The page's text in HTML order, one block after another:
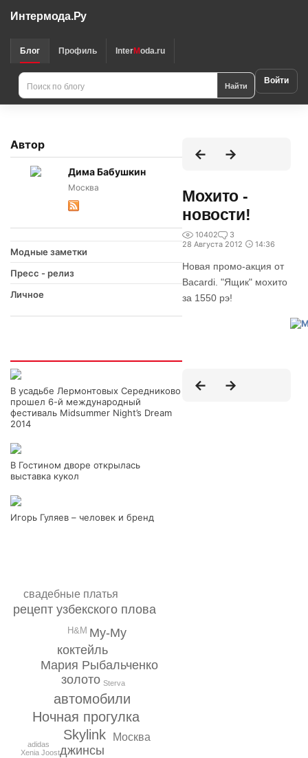
Интермода.Ру
Блог Профиль InterModa.ru
Найти Войти
Автор
Дима Бабушкин
Москва
Модные заметки
Пресс - релиз
Личное
В усадьбе Лермонтовых Середниково
прошел 6-й международный
фестиваль Midsummer Night’s Dream
2014
В Гостином дворе открылась
выставка кукол
Игорь Гуляев – человек и бренд
Ночная прогулка
Skylink
автомобили
золото
джинсы
Мария Рыбальченко
коктейль
Му-Му
рецепт узбекского плова
Москва
свадебные платья
H&M
Sterva
adidas
Xenia Joost
Мохито -
новости!
10402
3
28 Августа 2012
14:36
Новая промо-акция от
Bacardi. "Ящик" мохито
за 1550 рэ!